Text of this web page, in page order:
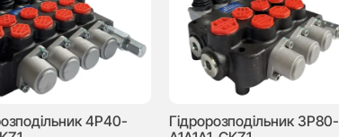
4P40-
Гідророзподільник 3P80-